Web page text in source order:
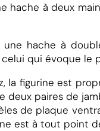
hache à deux
hache à
qui évoque le
la figurine est
deux paires de
de plaque
est à tout point